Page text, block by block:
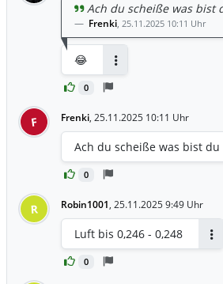
0
Ach du scheiße was bist
Frenki, 25.11.2025 10:11 Uhr
😂
F Frenki, 25.11.2025 10:11 Uhr
0
Ach du scheiße was bist
R Robin1001, 25.11.2025 9:49 Uhr
0
Luft bis 0,246 - 0,248